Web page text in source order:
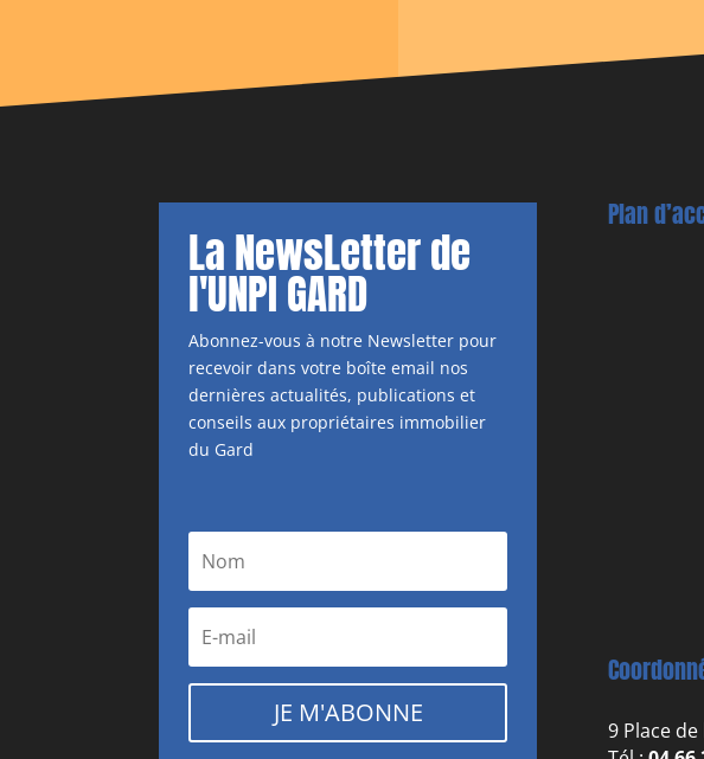
La NewsLetter de
l'UNPI GARD
Abonnez-vous à notre Newsletter pour
recevoir dans votre boîte email nos
dernières actualités, publications et
conseils aux propriétaires immobilier
du Gard
JE M'ABONNE
Plan
9 Place de